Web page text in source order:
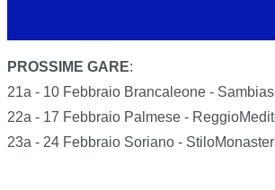
PROSSIME GARE:
21a - 10 Febbraio Brancaleone -
22a - 17 Febbraio Palmese -
23a - 24 Febbraio Soriano -